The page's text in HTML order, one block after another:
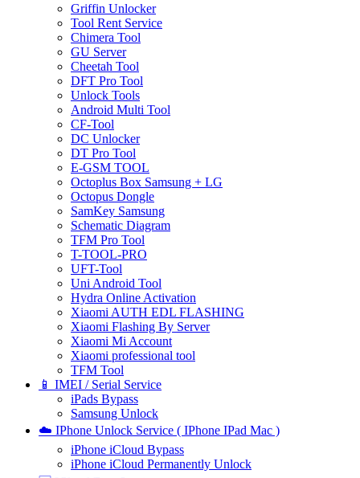
Griffin Unlocker
Tool Rent Service
Chimera Tool
GU Server
Cheetah Tool
DFT Pro Tool
Unlock Tools
Android Multi Tool
CF-Tool
DC Unlocker
DT Pro Tool
E-GSM TOOL
Octoplus Box Samsung + LG
Octopus Dongle
SamKey Samsung
Schematic Diagram
TFM Pro Tool
T-TOOL-PRO
UFT-Tool
Uni Android Tool
Hydra Online Activation
Xiaomi AUTH EDL FLASHING
Xiaomi Flashing By Server
Xiaomi Mi Account
Xiaomi professional tool
TFM Tool
📱 IMEI / Serial Service
iPads Bypass
Samsung Unlock
☁️ IPhone Unlock Service ( IPhone IPad Mac )
iPhone iCloud Bypass
iPhone iCloud Permanently Unlock